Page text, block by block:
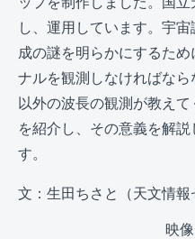
し、運用しています。宇
成の謎を明らかにするた
ナルを観測しなければな
以外の波長の観測が教え
を紹介し、その意義を解
す。
文：生田ちさと（天文情報
映